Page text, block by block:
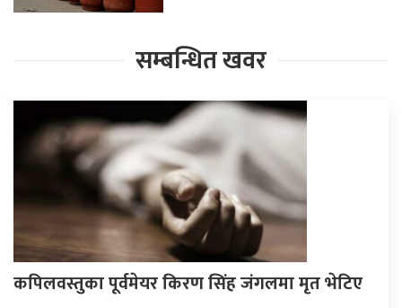
सम्बन्धित खवर
कपिलवस्तुका पूर्वमेयर किरण सिंह जंगलमा मृत भेटिए